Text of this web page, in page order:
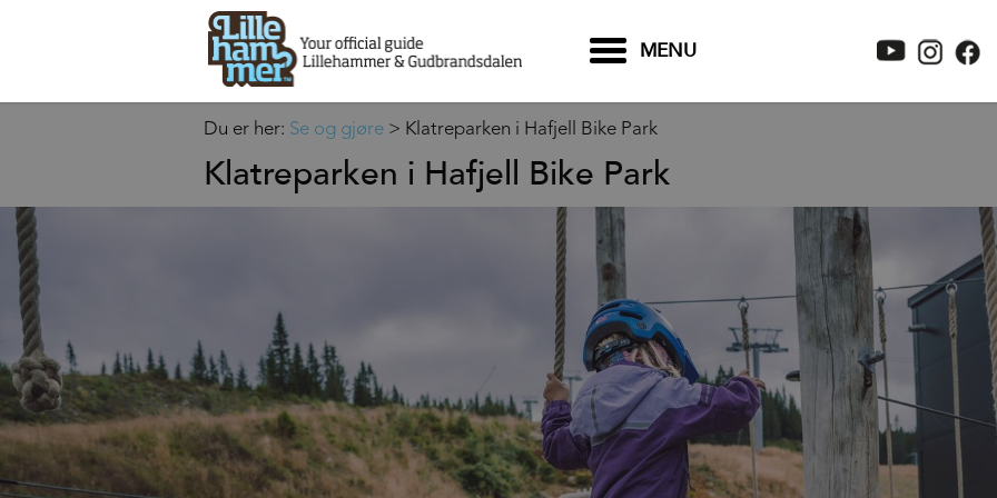
MENU
Du er her: Se og gjøre > Klatreparken i Hafjell Bike Park
Klatreparken i Hafjell Bike Park